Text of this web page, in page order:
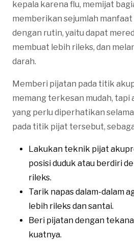
kepala karena flu, memijat
memberikan sejumlah
dengan rutin, yaitu dapat
membuat lebih rileks, dan
darah.
Memberi pijatan pada titik
memang terkesan mudah, tapi
yang perlu diperhatikan
pada titik pijat tersebut,
Lakukan teknik pijat
posisi duduk atau berdiri
rileks.
Tarik napas dalam-dalam
lebih rileks dan santai.
Beri pijatan dengan
kuatnya.